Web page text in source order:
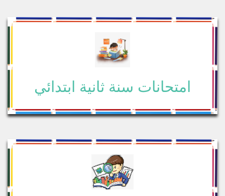
امتحانات سنة ثانية ابتدائي